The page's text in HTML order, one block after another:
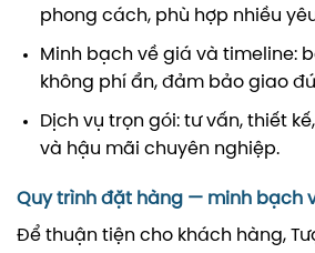
phong cách, phù hợp nhiều
Minh bạch về giá và timeline:
không phí ẩn, đảm bảo giao
Dịch vụ trọn gói: tư vấn, thiết
và hậu mãi chuyên nghiệp.
Quy trình đặt hàng — minh bạch
Để thuận tiện cho khách hàng,